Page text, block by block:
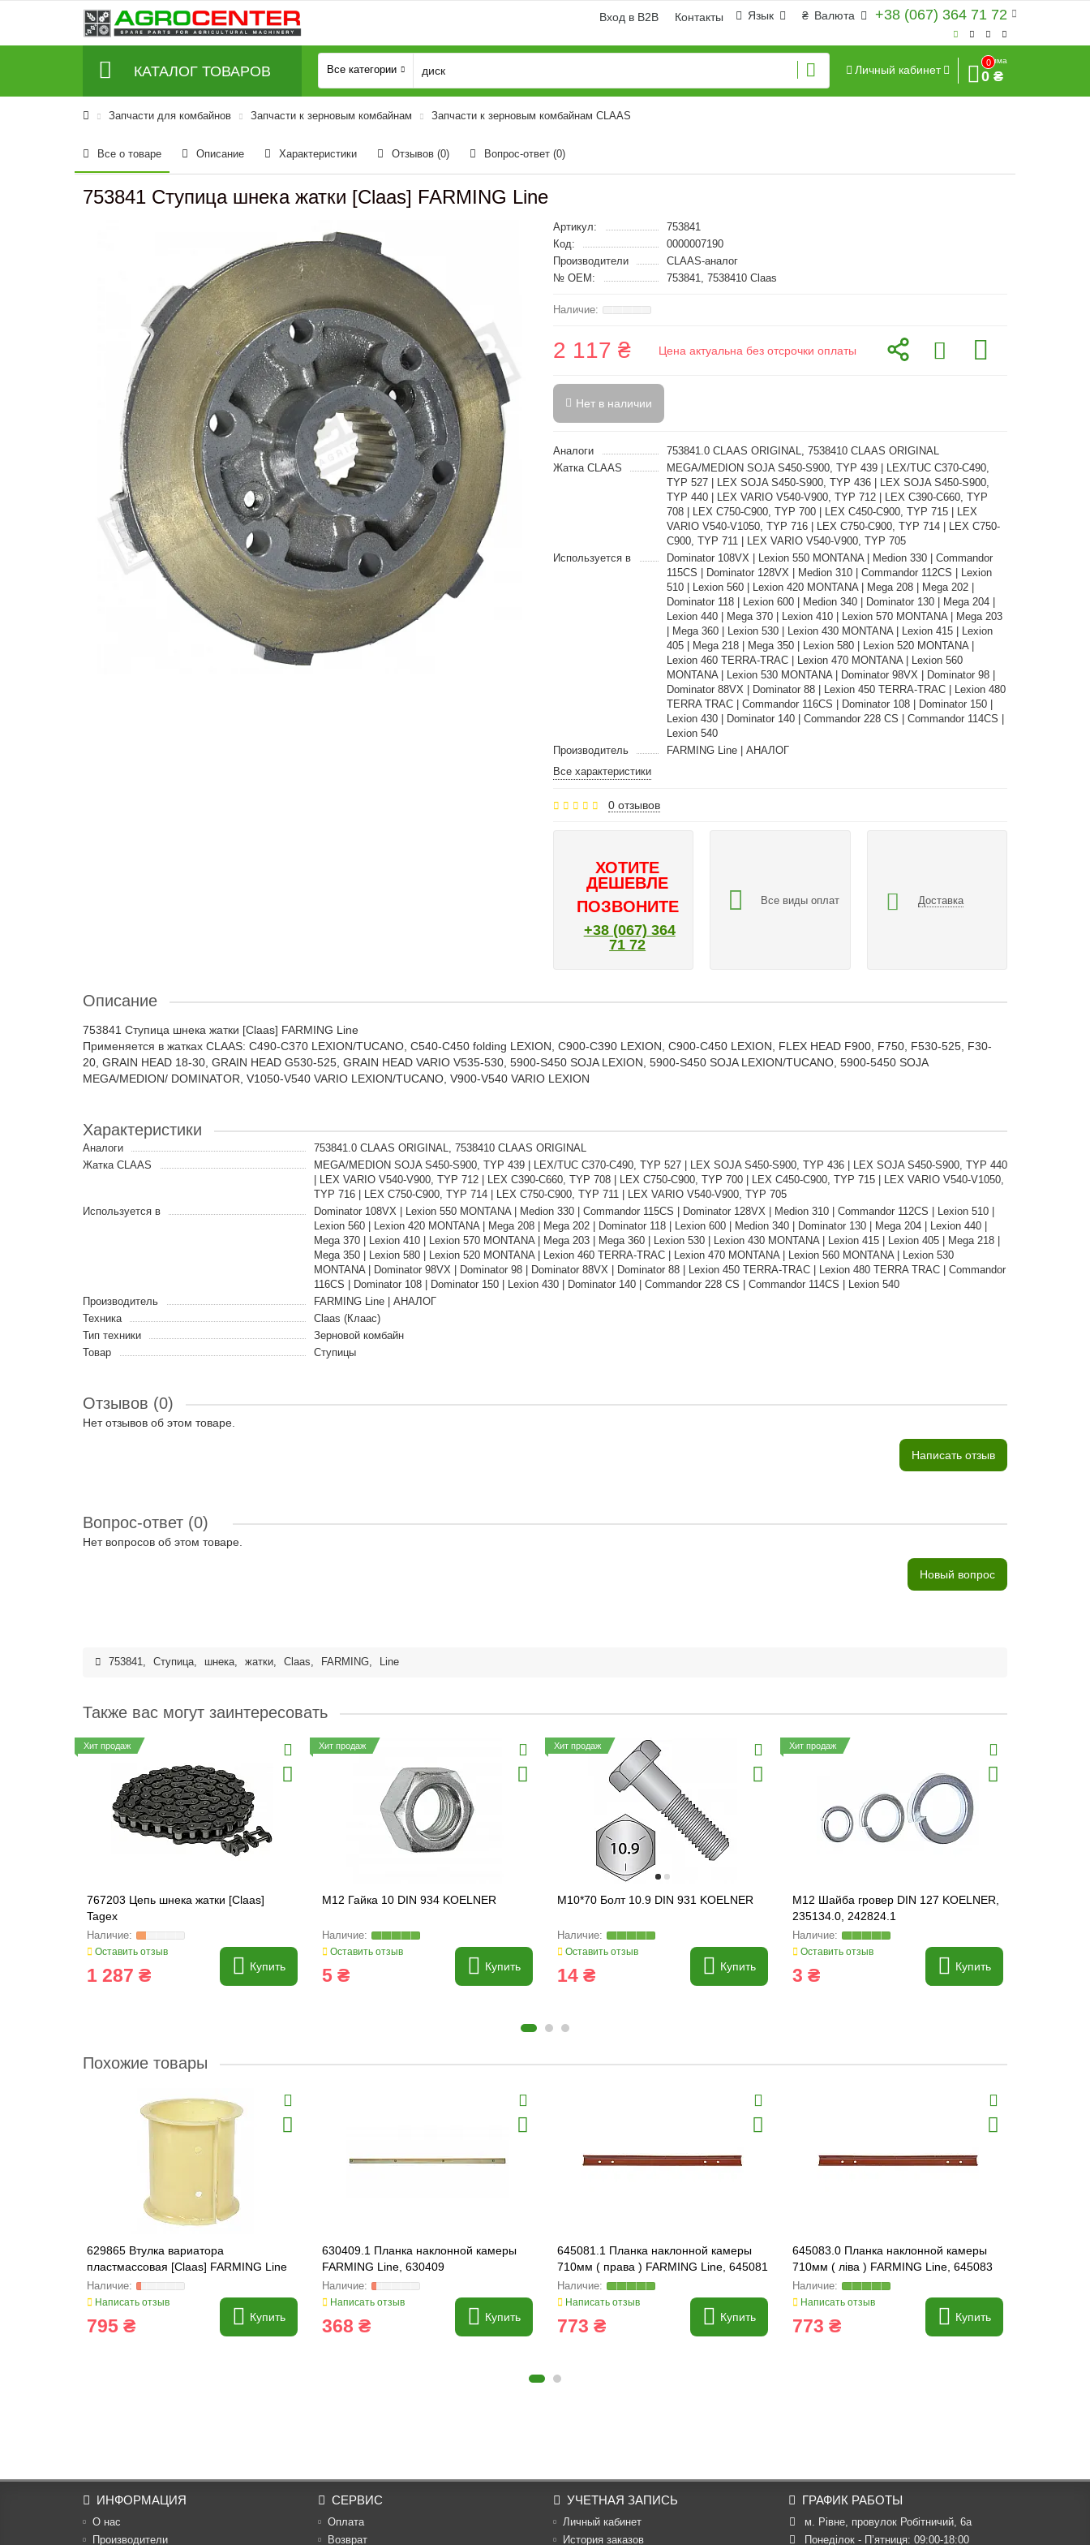
+38 (067) 364 71 72
₴ Валюта
Язык
Вход в B2B Контакты
КАТАЛОГ ТОВАРОВ Все категории Личный кабинет
0
Сумма
0 ₴
Запчасти для комбайнов Запчасти к зерновым комбайнам Запчасти к зерновым комбайнам CLAAS
Все о товаре Описание Характеристики Отзывов (0) Вопрос-ответ (0)
753841 Ступица шнека жатки [Claas] FARMING Line
Артикул:
753841
Код:
0000007190
Производители
CLAAS-аналог
№ OEM:
753841, 7538410 Claas
2 117 ₴ Цена актуальна без отсрочки оплаты
Нет в наличии
Аналоги
753841.0 CLAAS ORIGINAL, 7538410 CLAAS ORIGINAL
Жатка CLAAS
MEGA/MEDION SOJA S450-S900, TYP 439 | LEX/TUC C370-C490,
TYP 527 | LEX SOJA S450-S900, TYP 436 | LEX SOJA S450-S900,
TYP 440 | LEX VARIO V540-V900, TYP 712 | LEX C390-C660, TYP
708 | LEX C750-C900, TYP 700 | LEX C450-C900, TYP 715 | LEX
VARIO V540-V1050, TYP 716 | LEX C750-C900, TYP 714 | LEX C750-
C900, TYP 711 | LEX VARIO V540-V900, TYP 705
Используется в
Dominator 108VX | Lexion 550 MONTANA | Medion 330 | Commandor
115CS | Dominator 128VX | Medion 310 | Commandor 112CS | Lexion
510 | Lexion 560 | Lexion 420 MONTANA | Mega 208 | Mega 202 |
Dominator 118 | Lexion 600 | Medion 340 | Dominator 130 | Mega 204 |
Lexion 440 | Mega 370 | Lexion 410 | Lexion 570 MONTANA | Mega 203
| Mega 360 | Lexion 530 | Lexion 430 MONTANA | Lexion 415 | Lexion
405 | Mega 218 | Mega 350 | Lexion 580 | Lexion 520 MONTANA |
Lexion 460 TERRA-TRAC | Lexion 470 MONTANA | Lexion 560
MONTANA | Lexion 530 MONTANA | Dominator 98VX | Dominator 98 |
Dominator 88VX | Dominator 88 | Lexion 450 TERRA-TRAC | Lexion 480
TERRA TRAC | Commandor 116CS | Dominator 108 | Dominator 150 |
Lexion 430 | Dominator 140 | Commandor 228 CS | Commandor 114CS |
Lexion 540
Производитель
FARMING Line | АНАЛОГ
Все характеристики
0 отзывов
ХОТИТЕ
ДЕШЕВЛЕ
ПОЗВОНИТЕ
+38 (067) 364
71 72
Все виды оплат Доставка
Описание
753841 Ступица шнека жатки [Claas] FARMING Line
Применяется в жатках CLAAS: C490-C370 LEXION/TUCANO, C540-C450 folding LEXION, C900-C390 LEXION, C900-C450 LEXION, FLEX HEAD F900, F750, F530-525, F30-
20, GRAIN HEAD 18-30, GRAIN HEAD G530-525, GRAIN HEAD VARIO V535-530, 5900-S450 SOJA LEXION, 5900-S450 SOJA LEXION/TUCANO, 5900-5450 SOJA
MEGA/MEDION/ DOMINATOR, V1050-V540 VARIO LEXION/TUCANO, V900-V540 VARIO LEXION
Характеристики
Аналоги
753841.0 CLAAS ORIGINAL, 7538410 CLAAS ORIGINAL
Жатка CLAAS
MEGA/MEDION SOJA S450-S900, TYP 439 | LEX/TUC C370-C490, TYP 527 | LEX SOJA S450-S900, TYP 436 | LEX SOJA S450-S900, TYP 440
| LEX VARIO V540-V900, TYP 712 | LEX C390-C660, TYP 708 | LEX C750-C900, TYP 700 | LEX C450-C900, TYP 715 | LEX VARIO V540-V1050,
TYP 716 | LEX C750-C900, TYP 714 | LEX C750-C900, TYP 711 | LEX VARIO V540-V900, TYP 705
Используется в
Dominator 108VX | Lexion 550 MONTANA | Medion 330 | Commandor 115CS | Dominator 128VX | Medion 310 | Commandor 112CS | Lexion 510 |
Lexion 560 | Lexion 420 MONTANA | Mega 208 | Mega 202 | Dominator 118 | Lexion 600 | Medion 340 | Dominator 130 | Mega 204 | Lexion 440 |
Mega 370 | Lexion 410 | Lexion 570 MONTANA | Mega 203 | Mega 360 | Lexion 530 | Lexion 430 MONTANA | Lexion 415 | Lexion 405 | Mega 218 |
Mega 350 | Lexion 580 | Lexion 520 MONTANA | Lexion 460 TERRA-TRAC | Lexion 470 MONTANA | Lexion 560 MONTANA | Lexion 530
MONTANA | Dominator 98VX | Dominator 98 | Dominator 88VX | Dominator 88 | Lexion 450 TERRA-TRAC | Lexion 480 TERRA TRAC | Commandor
116CS | Dominator 108 | Dominator 150 | Lexion 430 | Dominator 140 | Commandor 228 CS | Commandor 114CS | Lexion 540
Производитель
FARMING Line | АНАЛОГ
Техника
Claas (Клаас)
Тип техники
Зерновой комбайн
Товар
Ступицы
Отзывов (0)
Нет отзывов об этом товаре.
Написать отзыв
Вопрос-ответ (0)
Нет вопросов об этом товаре.
Новый вопрос
753841, Ступица, шнека, жатки, Claas, FARMING, Line
Также вас могут заинтересовать
Хит продаж
767203 Цепь шнека жатки [Claas]
Tagex
Оставить отзыв
1 287 ₴ Купить
Хит продаж
M12 Гайка 10 DIN 934 KOELNER
Оставить отзыв
5 ₴ Купить
Хит продаж
M10*70 Болт 10.9 DIN 931 KOELNER
Оставить отзыв
14 ₴ Купить
Хит продаж
M12 Шайба гровер DIN 127 KOELNER,
235134.0, 242824.1
Оставить отзыв
3 ₴ Купить
Похожие товары
629865 Втулка вариатора
пластмассовая [Claas] FARMING Line
Написать отзыв
795 ₴ Купить
630409.1 Планка наклонной камеры
FARMING Line, 630409
Написать отзыв
368 ₴ Купить
645081.1 Планка наклонной камеры
710мм ( права ) FARMING Line, 645081
Написать отзыв
773 ₴ Купить
645083.0 Планка наклонной камеры
710мм ( ліва ) FARMING Line, 645083
Написать отзыв
773 ₴ Купить
ИНФОРМАЦИЯ
О нас
Производители
СЕРВИС
Оплата
Возврат
УЧЕТНАЯ ЗАПИСЬ
Личный кабинет
История заказов
ГРАФИК РАБОТЫ
м. Рівне, провулок Робітничий, 6а
Понеділок - П’ятниця: 09:00-18:00